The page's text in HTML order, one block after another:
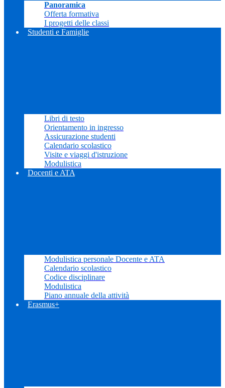
Panoramica
Offerta formativa
I progetti delle classi
Studenti e Famiglie
Libri di testo
Orientamento in ingresso
Assicurazione studenti
Calendario scolastico
Visite e viaggi d'istruzione
Modulistica
Docenti e ATA
Modulistica personale Docente e ATA
Calendario scolastico
Codice disciplinare
Modulistica
Piano annuale della attività
Erasmus+